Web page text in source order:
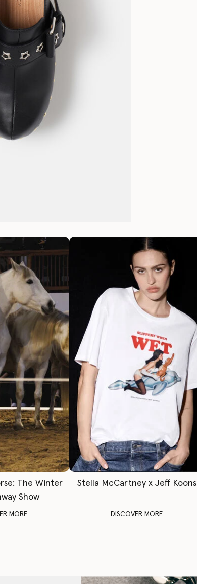
The Winter
Show
MORE
Stella McCartney x Jeff Koons
DISCOVER MORE